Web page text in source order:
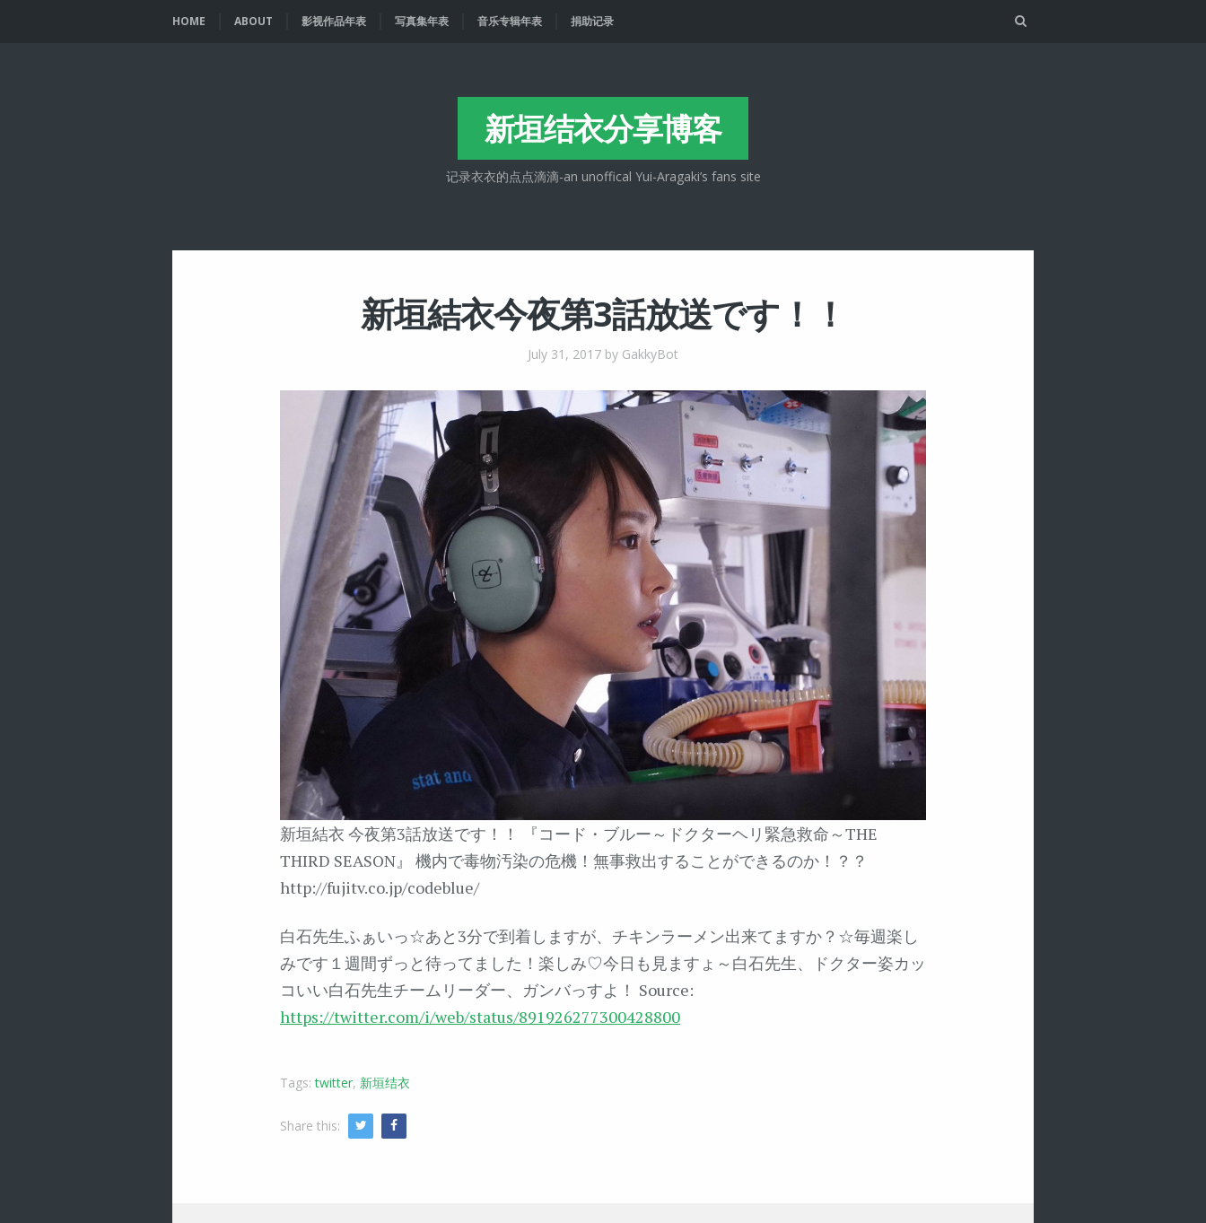
HOME ABOUT 影视作品年表 写真集年表 音乐专辑年表 捐助记录 Search
新垣结衣分享博客
记录衣衣的点点滴滴-an unoffical Yui-Aragaki’s fans site
新垣結衣今夜第3話放送です！！
July 31, 2017 by GakkyBot
新垣結衣 今夜第3話放送です！！ 『コード・ブルー～ドクターヘリ緊急救命～THE
THIRD SEASON』 機内で毒物汚染の危機！無事救出することができるのか！？？
http://fujitv.co.jp/codeblue/
白石先生ふぁいっ☆あと3分で到着しますが、チキンラーメン出来てますか？☆毎週楽し
みです１週間ずっと待ってました！楽しみ♡今日も見ますょ～白石先生、ドクター姿カッ
コいい白石先生チームリーダー、ガンバっすよ！ Source:
https://twitter.com/i/web/status/891926277300428800
Tags:twitter, 新垣结衣
Share this: Twitter